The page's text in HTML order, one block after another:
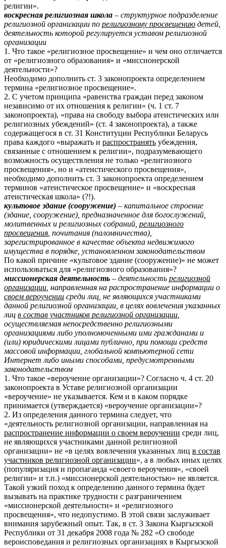
религии».
воскресная религиозная школа – структурное подразделение
религиозной организации по религиозному просвещению детей,
деятельность которой регулируется уставом религиозной
организации
1. Что такое «религиозное просвещение» и чем оно отличается
от «религиозного образования» и «миссионерской
деятельности»?
Необходимо дополнить ст. 3 законопроекта определением
термина «религиозное просвещение».
2. С учетом принципа «равенства граждан перед законом
независимо от их отношения к религии» (ч. 1 ст. 7
законопроекта), «права на свободу выбора атеистических или
религиозных убеждений» (ст. 4 законопроекта), а также
содержащегося в ст. 31 Конституции Республики Беларусь
права каждого «выражать и распространять убеждения,
связанные с отношением к религии», подразумевающего
возможность осуществления не только «религиозного
просвещения», но и «атеистического просвещения»,
необходимо дополнить ст. 3 законопроекта определением
терминов «атеистическое просвещение» и «воскресная
атеистическая школа» (?!).
культовое здание (сооружение) – капитальное строение
(здание, сооружение), предназначенное для богослужений,
молитвенных и религиозных собраний, религиозного
просвещения , почитания (паломничества),
зарегистрированное в качестве объекта недвижимого
имущества в порядке, установленном законодательством
По какой причине «культовое здание (сооружение)» не может
использоваться для «религиозного образования»?
миссионерская деятельность – деятельность религиозной
организации , направленная на распространение информации о
своем вероучении среди лиц, не являющихся участниками
данной религиозной организации, в целях вовлечения указанных
лиц в состав участников религиозной организации
осуществляемая непосредственно религиозными
организациями либо уполномоченными ими гражданами и
(или) юридическими лицами публично, при помощи средств
массовой информации, глобальной компьютерной сети
Интернет либо иными способами, предусмотренными
законодательством
1. Что такое «вероучение организации»? Согласно ч. 4 ст. 20
законопроекта в Уставе религиозной организации
«вероучение» не указывается. Кем и в каком порядке
принимается (утверждается) «вероучение организации»?
2. Из определения данного термина следует, что
«деятельность религиозной организации, направленная на
распространение информации о своем вероучении среди лиц,
не являющихся участниками данной религиозной
организации» не «в целях вовлечения указанных лиц в состав
участников религиозной организации», а в любых иных целях
(популяризация и пропаганда «своего вероучения», «своей
религии» и т.п.) «миссионерской деятельностью» не является.
Такой узкий поход к определению данного термина будет
вызывать на практике трудности с разграничением
«миссионерской деятельности» и «религиозного
просвещения», что недопустимо. В этой связи заслуживает
внимания зарубежный опыт. Так, в ст. 3 Закона Кыргызской
Республики от 31 декабря 2008 года № 282 «О свободе
вероисповедания и религиозных организациях в Кыргызской